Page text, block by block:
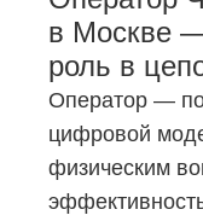
в Москве
роль в
Оператор —
цифровой
физическим